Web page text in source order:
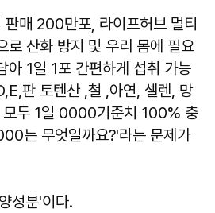
매 200만포, 라이프허브 멀티
로 산화 방지 및 우리 몸에 필요
아 1일 1포 간편하게 섭취 가능
판 토텐산 ,철 ,아연, 셀렌, 망
모두 1일 0000기준치 100% 충
는 무엇일까요?'라는 문제가
성분'이다.